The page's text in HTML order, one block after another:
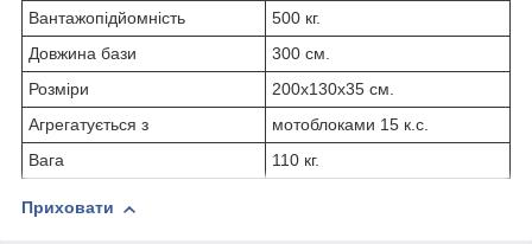
Вантажопідйомність
500 кг.
Довжина бази
300 см.
Розміри
200х130х35 см.
Агрегатується з
мотоблоками 15 к.с.
Вага
110 кг.
Приховати